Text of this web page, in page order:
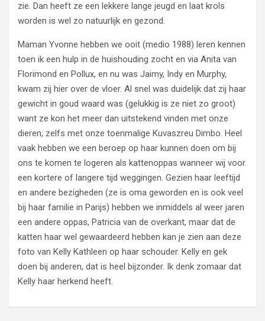
zie. Dan heeft ze een lekkere lange jeugd en laat krols
worden is wel zo natuurlijk en gezond.
Maman Yvonne hebben we ooit (medio 1988) leren kennen
toen ik een hulp in de huishouding zocht en via Anita van
Florimond en Pollux, en nu was Jaimy, Indy en Murphy,
kwam zij hier over de vloer. Al snel was duidelijk dat zij haar
gewicht in goud waard was (gelukkig is ze niet zo groot)
want ze kon het meer dan uitstekend vinden met onze
dieren, zelfs met onze toenmalige Kuvaszreu Dimbo. Heel
vaak hebben we een beroep op haar kunnen doen om bij
ons te komen te logeren als kattenoppas wanneer wij voor
een kortere of langere tijd weggingen. Gezien haar leeftijd
en andere bezigheden (ze is oma geworden en is ook veel
bij haar familie in Parijs) hebben we inmiddels al weer jaren
een andere oppas, Patricia van de overkant, maar dat de
katten haar wel gewaardeerd hebben kan je zien aan deze
foto van Kelly Kathleen op haar schouder. Kelly en gek
doen bij anderen, dat is heel bijzonder. Ik denk zomaar dat
Kelly haar herkend heeft.